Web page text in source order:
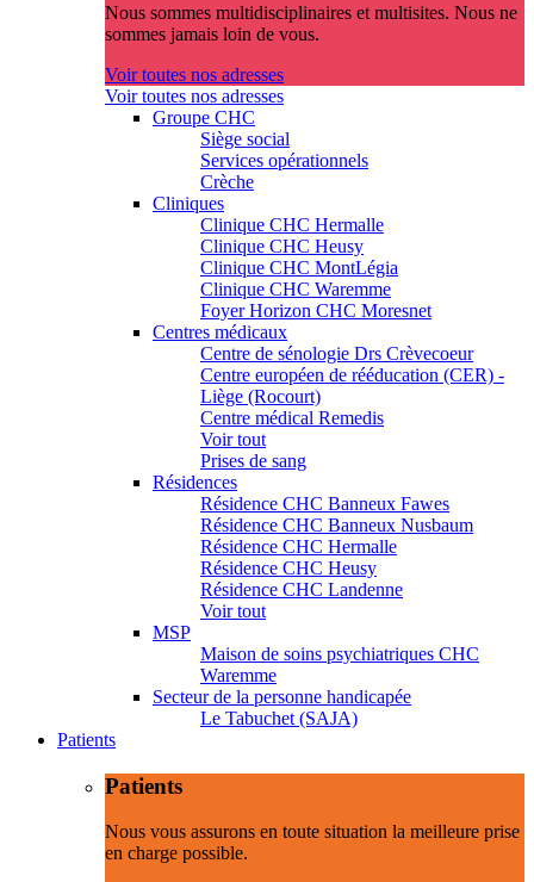
Nous sommes multidisciplinaires et multisites. Nous ne
sommes jamais loin de vous.
Voir toutes nos adresses
Voir toutes nos adresses
Groupe CHC
Siège social
Services opérationnels
Crèche
Cliniques
Clinique CHC Hermalle
Clinique CHC Heusy
Clinique CHC MontLégia
Clinique CHC Waremme
Foyer Horizon CHC Moresnet
Centres médicaux
Centre de sénologie Drs Crèvecoeur
Centre européen de rééducation (CER) -
Liège (Rocourt)
Centre médical Remedis
Voir tout
Prises de sang
Résidences
Résidence CHC Banneux Fawes
Résidence CHC Banneux Nusbaum
Résidence CHC Hermalle
Résidence CHC Heusy
Résidence CHC Landenne
Voir tout
MSP
Maison de soins psychiatriques CHC
Waremme
Secteur de la personne handicapée
Le Tabuchet (SAJA)
Patients
Patients
Nous vous assurons en toute situation la meilleure prise
en charge possible.